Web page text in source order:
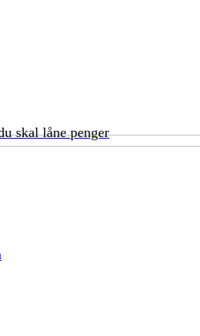
skal låne penger